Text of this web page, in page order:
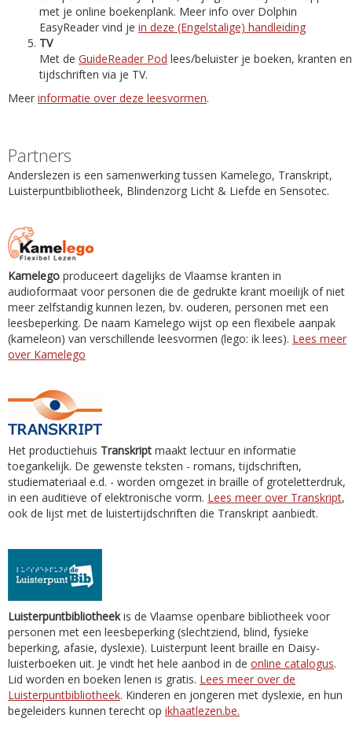
met je online boekenplank. Meer info over Dolphin
EasyReader vind je in deze (Engelstalige) handleiding
TV
Met de GuideReader Pod lees/beluister je boeken, kranten en
tijdschriften via je TV.
Meer informatie over deze leesvormen.
Partners
Anderslezen is een samenwerking tussen Kamelego, Transkript,
Luisterpuntbibliotheek, Blindenzorg Licht & Liefde en Sensotec.
Kamelego produceert dagelijks de Vlaamse kranten in
audioformaat voor personen die de gedrukte krant moeilijk of niet
meer zelfstandig kunnen lezen, bv. ouderen, personen met een
leesbeperking. De naam Kamelego wijst op een flexibele aanpak
(kameleon) van verschillende leesvormen (lego: ik lees). Lees meer
over Kamelego
Het productiehuis Transkript maakt lectuur en informatie
toegankelijk. De gewenste teksten - romans, tijdschriften,
studiemateriaal e.d. - worden omgezet in braille of groteletterdruk,
in een auditieve of elektronische vorm. Lees meer over Transkript,
ook de lijst met de luistertijdschriften die Transkript aanbiedt.
Luisterpuntbibliotheekis de Vlaamse openbare bibliotheek voor
personen met een leesbeperking (slechtziend, blind, fysieke
beperking, afasie, dyslexie). Luisterpunt leent braille en Daisy-
luisterboeken uit. Je vindt het hele aanbod in de online catalogus.
Lid worden en boeken lenen is gratis. Lees meer over de
Luisterpuntbibliotheek. Kinderen en jongeren met dyslexie, en hun
begeleiders kunnen terecht op ikhaatlezen.be.